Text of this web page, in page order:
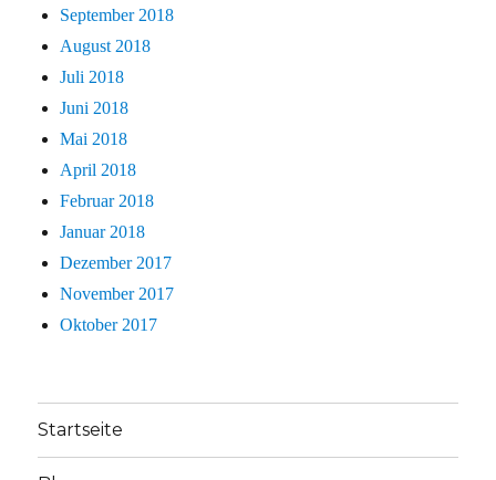
September 2018
August 2018
Juli 2018
Juni 2018
Mai 2018
April 2018
Februar 2018
Januar 2018
Dezember 2017
November 2017
Oktober 2017
Startseite